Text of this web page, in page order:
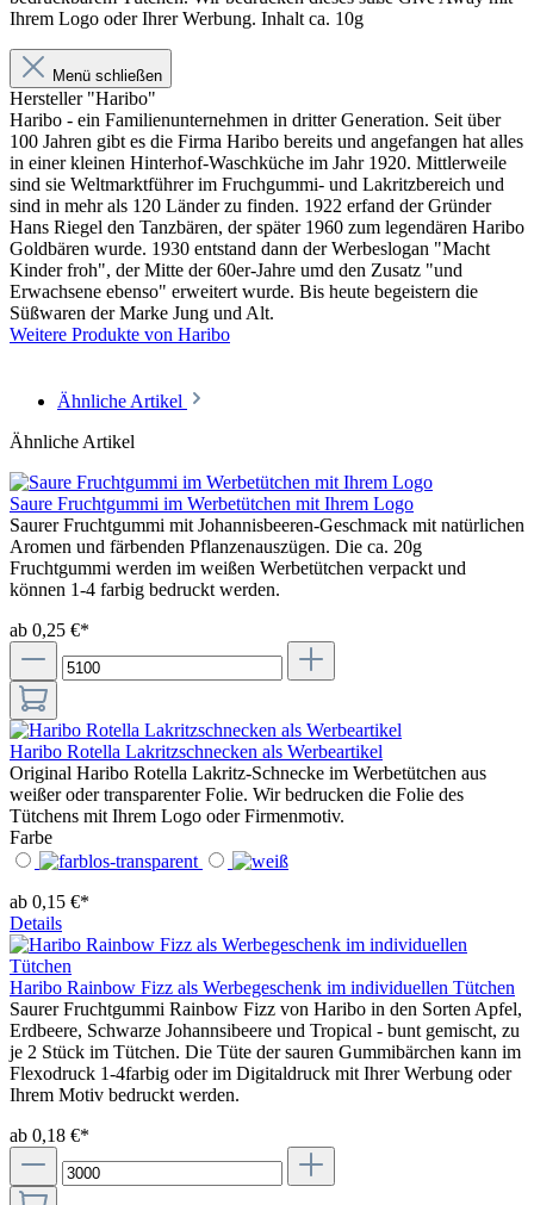
Ihrem Logo oder Ihrer Werbung. Inhalt ca. 10g
Menü schließen
Hersteller "Haribo"
Haribo - ein Familienunternehmen in dritter Generation. Seit über
100 Jahren gibt es die Firma Haribo bereits und angefangen hat alles
in einer kleinen Hinterhof-Waschküche im Jahr 1920. Mittlerweile
sind sie Weltmarktführer im Fruchgummi- und Lakritzbereich und
sind in mehr als 120 Länder zu finden. 1922 erfand der Gründer
Hans Riegel den Tanzbären, der später 1960 zum legendären Haribo
Goldbären wurde. 1930 entstand dann der Werbeslogan "Macht
Kinder froh", der Mitte der 60er-Jahre umd den Zusatz "und
Erwachsene ebenso" erweitert wurde. Bis heute begeistern die
Süßwaren der Marke Jung und Alt.
Weitere Produkte von Haribo
Ähnliche Artikel
Ähnliche Artikel
Saure Fruchtgummi im Werbetütchen mit Ihrem Logo
Saurer Fruchtgummi mit Johannisbeeren-Geschmack mit natürlichen
Aromen und färbenden Pflanzenauszügen. Die ca. 20g
Fruchtgummi werden im weißen Werbetütchen verpackt und
können 1-4 farbig bedruckt werden.
ab 0,25 €*
Haribo Rotella Lakritzschnecken als Werbeartikel
Original Haribo Rotella Lakritz-Schnecke im Werbetütchen aus
weißer oder transparenter Folie. Wir bedrucken die Folie des
Tütchens mit Ihrem Logo oder Firmenmotiv.
Farbe
ab 0,15 €*
Details
Haribo Rainbow Fizz als Werbegeschenk im individuellen Tütchen
Saurer Fruchtgummi Rainbow Fizz von Haribo in den Sorten Apfel,
Erdbeere, Schwarze Johannsibeere und Tropical - bunt gemischt, zu
je 2 Stück im Tütchen. Die Tüte der sauren Gummibärchen kann im
Flexodruck 1-4farbig oder im Digitaldruck mit Ihrer Werbung oder
Ihrem Motiv bedruckt werden.
ab 0,18 €*